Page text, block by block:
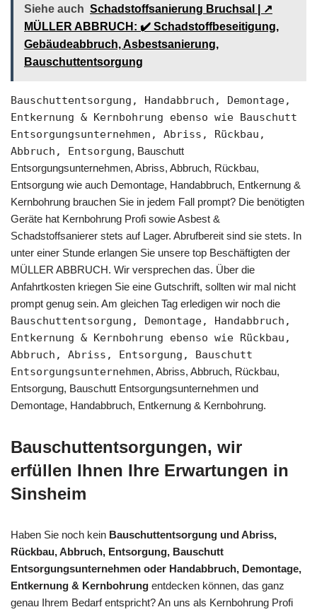
Siehe auch Schadstoffsanierung Bruchsal | ↗️
MÜLLER ABBRUCH: ✔️ Schadstoffbeseitigung,
Gebäudeabbruch, Asbestsanierung,
Bauschuttentsorgung
Bauschuttentsorgung, Handabbruch, Demontage,
Entkernung & Kernbohrung ebenso wie Bauschutt
Entsorgungsunternehmen, Abriss, Rückbau,
Abbruch, Entsorgung, Bauschutt
Entsorgungsunternehmen, Abriss, Abbruch, Rückbau,
Entsorgung wie auch Demontage, Handabbruch, Entkernung &
Kernbohrung brauchen Sie in jedem Fall prompt? Die benötigten
Geräte hat Kernbohrung Profi sowie Asbest &
Schadstoffsanierer stets auf Lager. Abrufbereit sind sie stets. In
unter einer Stunde erlangen Sie unsere top Beschäftigten der
MÜLLER ABBRUCH. Wir versprechen das. Über die
Anfahrtkosten kriegen Sie eine Gutschrift, sollten wir mal nicht
prompt genug sein. Am gleichen Tag erledigen wir noch die
Bauschuttentsorgung, Demontage, Handabbruch,
Entkernung & Kernbohrung ebenso wie Rückbau,
Abbruch, Abriss, Entsorgung, Bauschutt
Entsorgungsunternehmen, Abriss, Abbruch, Rückbau,
Entsorgung, Bauschutt Entsorgungsunternehmen und
Demontage, Handabbruch, Entkernung & Kernbohrung.
Bauschuttentsorgungen, wir
erfüllen Ihnen Ihre Erwartungen in
Sinsheim
Haben Sie noch kein Bauschuttentsorgung und Abriss,
Rückbau, Abbruch, Entsorgung, Bauschutt
Entsorgungsunternehmen oder Handabbruch, Demontage,
Entkernung & Kernbohrung entdecken können, das ganz
genau Ihrem Bedarf entspricht? An uns als Kernbohrung Profi